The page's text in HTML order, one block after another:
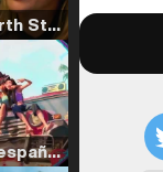
Tráiler 'North Star' (2023)
Tráiler en español de 'La isla olvidada'